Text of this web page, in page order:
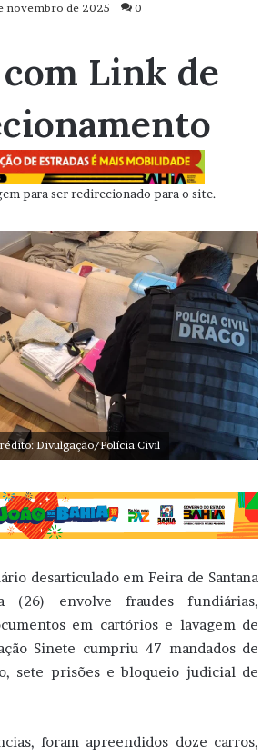
novembro de 2025 0
Link de
para ser redirecionado para o site.
Divulgação/Polícia Civil
desarticulado em Feira de Santana
(26) envolve fraudes fundiárias,
em cartórios e lavagem de
Sinete cumpriu 47 mandados de
sete prisões e bloqueio judicial de
foram apreendidos doze carros,